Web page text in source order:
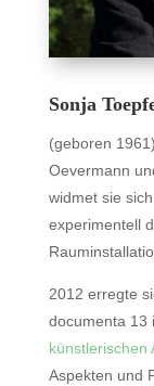
Sonja
(geboren
Oevermann
widmet sie
experimentell
2012 erregte
documenta 13
künstlerischen
Aspekten und